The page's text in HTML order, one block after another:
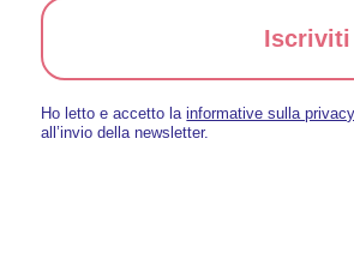
Iscriviti
Ho letto e accetto lainformative sulla privacy
all’invio della newsletter.